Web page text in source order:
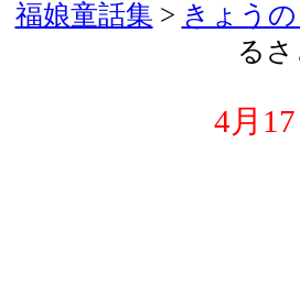
福娘童話集 > きょう
る
4月